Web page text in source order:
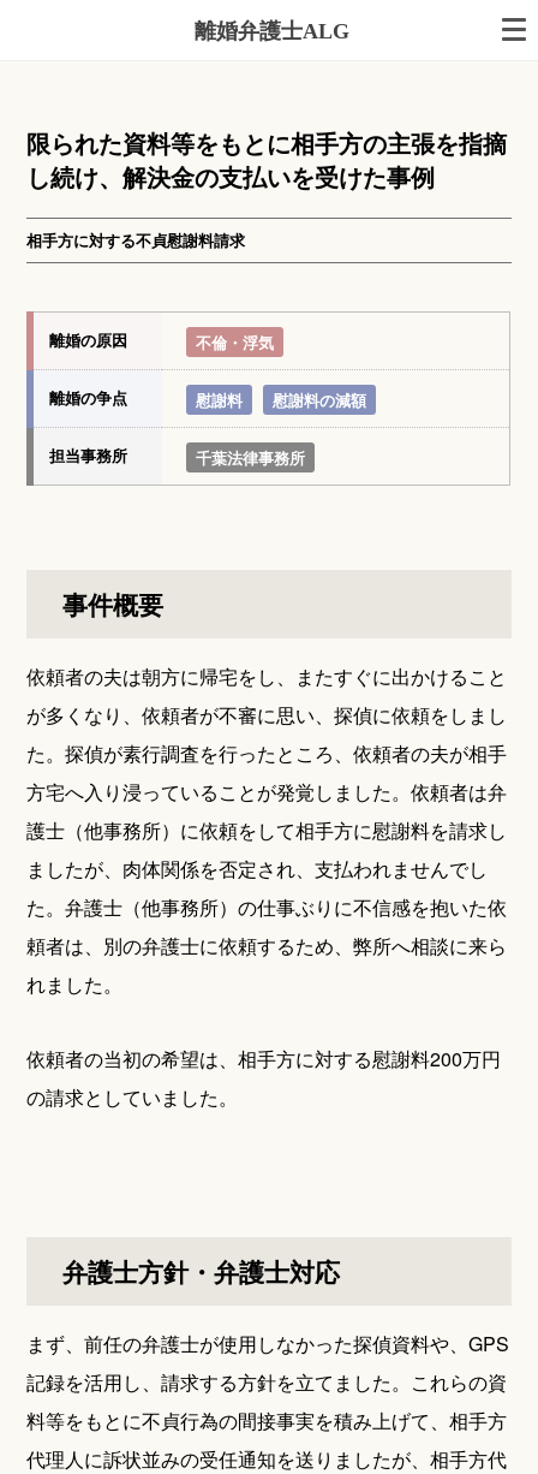
離婚弁護士ALG
限られた資料等をもとに相手方の主張を指摘
し続け、解決金の支払いを受けた事例
相手方に対する不貞慰謝料請求
離婚の原因 不倫・浮気
離婚の争点 慰謝料 慰謝料の減額
担当事務所 千葉法律事務所
事件概要
依頼者の夫は朝方に帰宅をし、またすぐに出かけること
が多くなり、依頼者が不審に思い、探偵に依頼をしまし
た。探偵が素行調査を行ったところ、依頼者の夫が相手
方宅へ入り浸っていることが発覚しました。依頼者は弁
護士（他事務所）に依頼をして相手方に慰謝料を請求し
ましたが、肉体関係を否定され、支払われませんでし
た。弁護士（他事務所）の仕事ぶりに不信感を抱いた依
頼者は、別の弁護士に依頼するため、弊所へ相談に来ら
れました。
依頼者の当初の希望は、相手方に対する慰謝料200万円
の請求としていました。
弁護士方針・弁護士対応
まず、前任の弁護士が使用しなかった探偵資料や、GPS
記録を活用し、請求する方針を立てました。これらの資
料等をもとに不貞行為の間接事実を積み上げて、相手方
代理人に訴状並みの受任通知を送りましたが、相手方代